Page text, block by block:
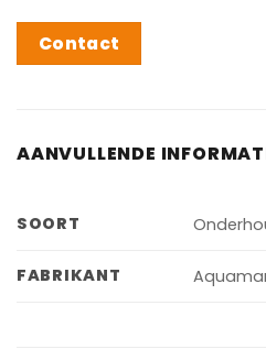
Contact
AANVULLENDE
SOORT
FABRIKANT